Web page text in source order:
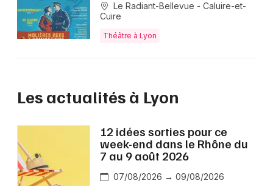
Le Radiant-Bellevue - Caluire-et-
Cuire
Théâtre à Lyon
Les actualités à Lyon
12 idées sorties pour ce
week-end dans le Rhône du
7 au 9 août 2026
07/08/2026 → 09/08/2026